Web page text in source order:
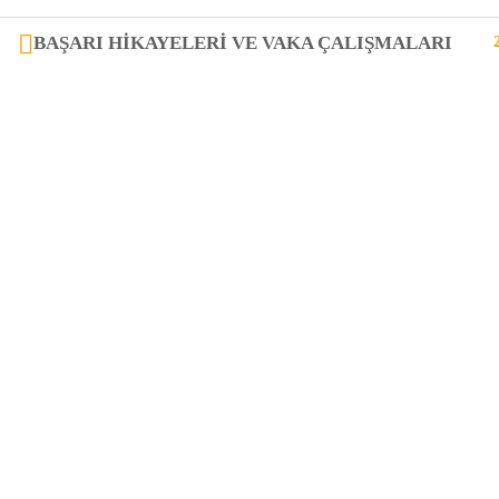
BAŞARI HIKAYELERI VE VAKA ÇALIŞMALARI